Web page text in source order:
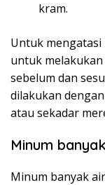
kram.
Untuk
untuk
sebelum dan
dilakukan
atau sekadar
Minum
Minum banyak